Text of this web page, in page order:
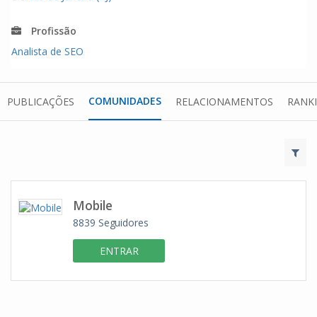
Profissão
Analista de SEO
PUBLICAÇÕES COMUNIDADES RELACIONAMENTOS
Mobile
8839 Seguidores
ENTRAR